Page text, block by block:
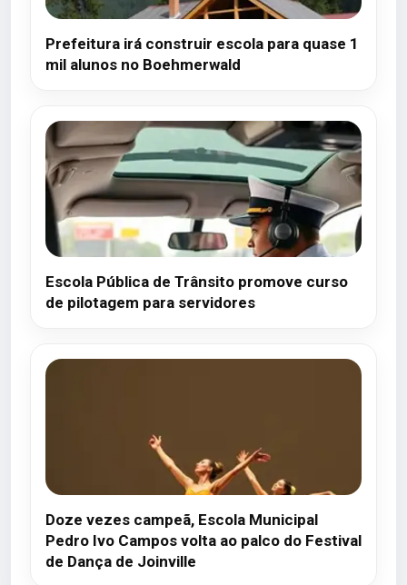
Prefeitura irá construir escola para quase 1
mil alunos no Boehmerwald
Escola Pública de Trânsito promove curso
de pilotagem para servidores
Doze vezes campeã, Escola Municipal
Pedro Ivo Campos volta ao palco do Festival
de Dança de Joinville